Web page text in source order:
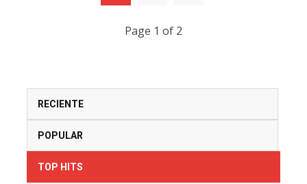
Page 1 of 2
RECIENTE
POPULAR
TOP HITS